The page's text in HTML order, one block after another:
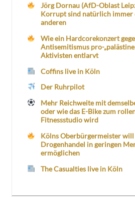
Jörg Dornau (AfD-Oblast
Korrupt sind natürlich immer
anderen
Wie ein Hardcorekonzert
Antisemitismus pro-
Aktivisten entlarvt
Coffins live in Köln
Der Ruhrpilot
Mehr Reichweite mit
oder wie das E-Bike zum
Fitnessstudio wird
Kölns Oberbürgermeister will
Drogenhandel in geringen
ermöglichen
The Casualties live in Köln